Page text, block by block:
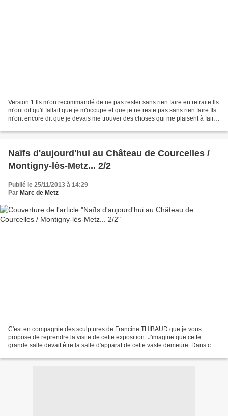
Version 1 Ils m'on recommandé de ne pas rester sans rien faire en retraite.Ils
m'ont dit qu'il fallait que je m'occupe et que je ne reste pas sans rien faire.Ils
m'ont encore dit que je devais me trouver des choses qui me plaisent à faire.
Naïfs d'aujourd'hui au Château de Courcelles /
Montigny-lès-Metz... 2/2
Publié le 25/11/2013 à 14:29
Par Marc de Metz
C'est en compagnie des sculptures de Francine THIBAUD que je vous
propose de reprendre la visite de cette exposition. J'imagine que cette
grande salle devait être la salle d'apparat de cette vaste demeure. Dans ce